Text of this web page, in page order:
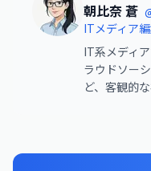
朝比奈 蒼
ITメディア
IT系メディ
ラウドソー
ど、客観的